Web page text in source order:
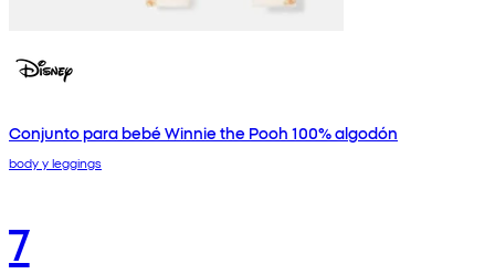
Conjunto para bebé Winnie the Pooh 100% algodón
body y leggings
7